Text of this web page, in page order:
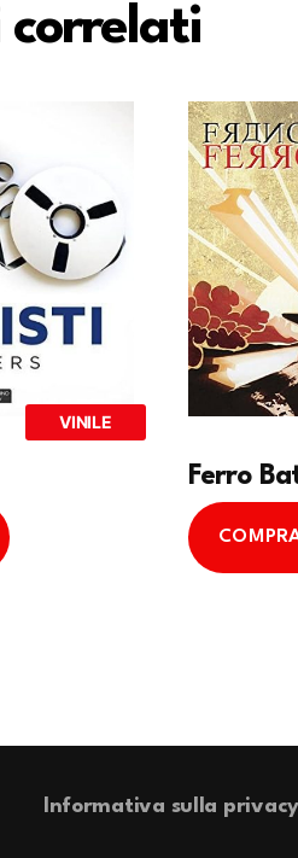
correlati
VINILE
Ferro
Informativa sulla privacy